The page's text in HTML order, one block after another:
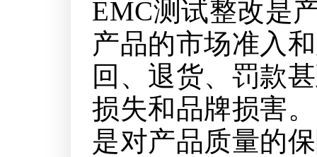
EMC测试整改是
产品的市场准入
回、退货、罚款
损失和品牌损害
是对产品质量的